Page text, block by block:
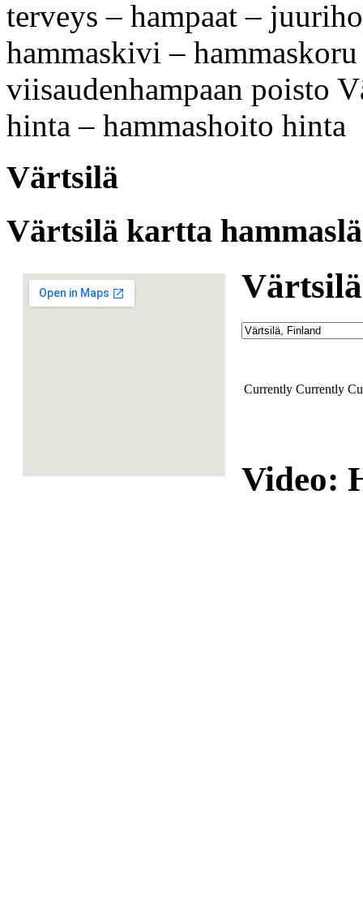
terveys – hampaat –
hammaskivi –
viisaudenhampaan poisto
hinta – hammashoito hinta
Värtsilä
Värtsilä kartta
Currently Currently
Video: